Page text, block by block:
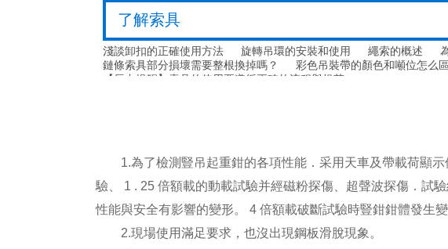
了解索具
淺談卸扣的正確使用方法 旋轉吊環的安裝和使用 繩索的概述
鏈條索具部分損壞需要整根換掉嗎？
彩色吊裝帶的顏色和噸位怎么
【辰力提醒】索具的使用要遵循正確的流程與規范
1.為了檢測豎吊起重鉗的各項性能．采用天車及帶載荷顯
驗、 1 . 25 倍額載的動載試驗并經磁粉探傷、超聲波探傷．試
性能與安全有影響的變形。 4 倍額載破斷試驗時豎鉗鉗體發生
2.現場使用滿足要求，也沒出現鋼板滑脫現象。